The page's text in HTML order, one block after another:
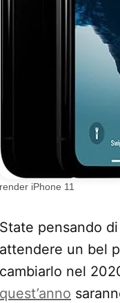
render iPhone 11
State pensando
attendere un bel
cambiarlo nel
quest’anno